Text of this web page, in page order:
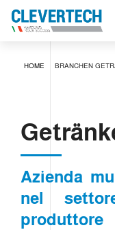
HOME BRANCHEN
Azienda
nel